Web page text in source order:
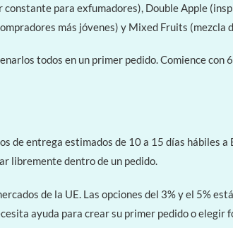
para exfumadores), Double Apple
más jóvenes) y Mixed Fruits
todos en un primer pedido. Comience
de entrega estimados de 10 a 15 días hábiles
libremente dentro de un pedido.
de la UE. Las opciones del 3% y el 5%
ayuda para crear su primer pedido o elegir